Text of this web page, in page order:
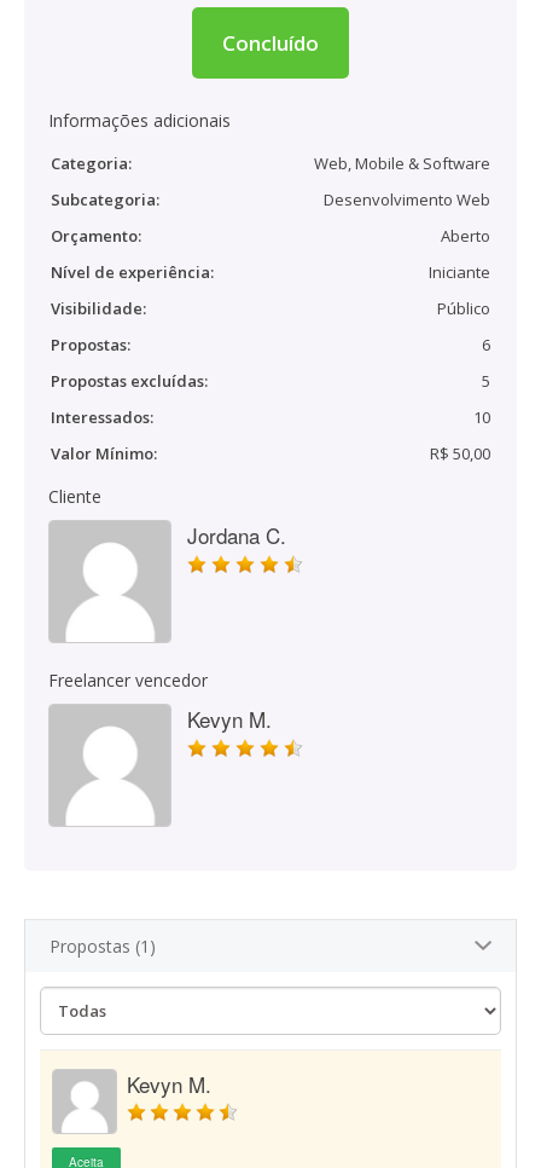
Concluído
Informações adicionais
Categoria:
Web, Mobile & Software
Subcategoria:
Desenvolvimento Web
Orçamento:
Aberto
Nível de experiência:
Iniciante
Visibilidade:
Público
Propostas:
6
Propostas excluídas:
5
Interessados:
10
Valor Mínimo:
R$ 50,00
Cliente
Jordana C.
Freelancer vencedor
Kevyn M.
Propostas (1)
Kevyn M.
Aceita